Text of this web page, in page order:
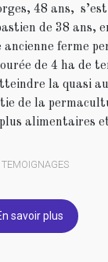
48 ans,
de 38 ans,
ancienne ferme
de 4 ha de
la quasi
de la
alimentaires
TEMOIGNAGES
savoir plus